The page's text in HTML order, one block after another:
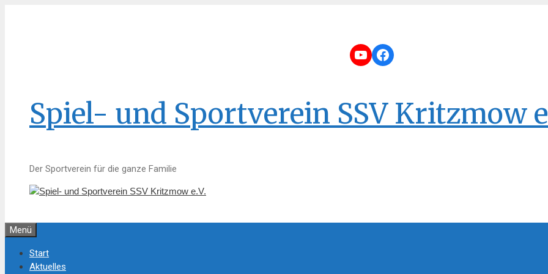
YouTube
Facebook
Spiel- und Sportverein SSV Kritzmow
Der Sportverein für die ganze Familie
Menü
Start
Aktuelles